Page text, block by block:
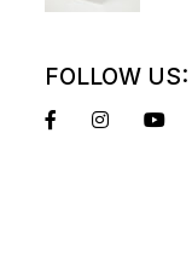
FOLLOW US: